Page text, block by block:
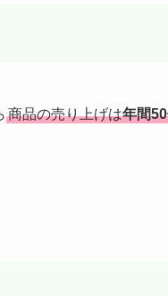
商品の売り上げは年間